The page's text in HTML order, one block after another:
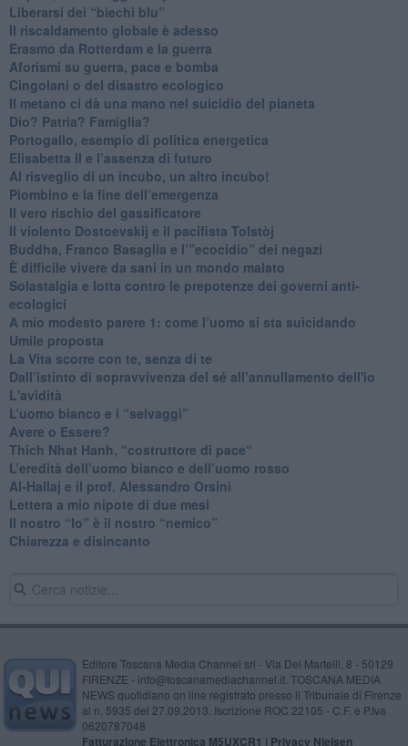
​Liberarsi dei “biechi blu”
Il riscaldamento globale è adesso
​Erasmo da Rotterdam e la guerra
​Aforismi su guerra, pace e bomba
Cingolani o del disastro ecologico
​Il metano ci dà una mano nel suicidio del pianeta
​Dio? Patria? Famiglia?
Portogallo, esempio di politica energetica
​Elisabetta II e l’assenza di futuro
Al risveglio di un incubo, un altro incubo!
​Piombino e la fine dell’emergenza
​Il vero rischio del gassificatore
​Il violento Dostoevskij e il pacifista Tolstòj
​Buddha, Franco Basaglia e l’”ecocidio” dei negazi
​È difficile vivere da sani in un mondo malato
Solastalgia e lotta contro le prepotenze dei governi anti-
ecologici
​A mio modesto parere 1: come l’uomo si sta suicidando
​Umile proposta
​La Vita scorre con te, senza di te
​Dall’istinto di sopravvivenza del sé all’annullamento dell'io
L'avidità
​L’uomo bianco e i “selvaggi”
​Avere o Essere?
​Thich Nhat Hanh, “costruttore di pace“
​L’eredità dell’uomo bianco e dell’uomo rosso
Al-Hallaj e il prof. Alessandro Orsini
​Lettera a mio nipote di due mesi
​Il nostro “Io” è il nostro “nemico”
​Chiarezza e disincanto
Editore Toscana Media Channel srl - Via Dei Martelli, 8 - 50129
FIRENZE - info@toscanamediachannel.it. TOSCANA MEDIA
NEWS quotidiano on line registrato presso il Tribunale di Firenze
al n. 5935 del 27.09.2013. Iscrizione ROC 22105 - C.F. e P.Iva
0620787048
Fatturazione Elettronica M5UXCR1 | Privacy Nielsen